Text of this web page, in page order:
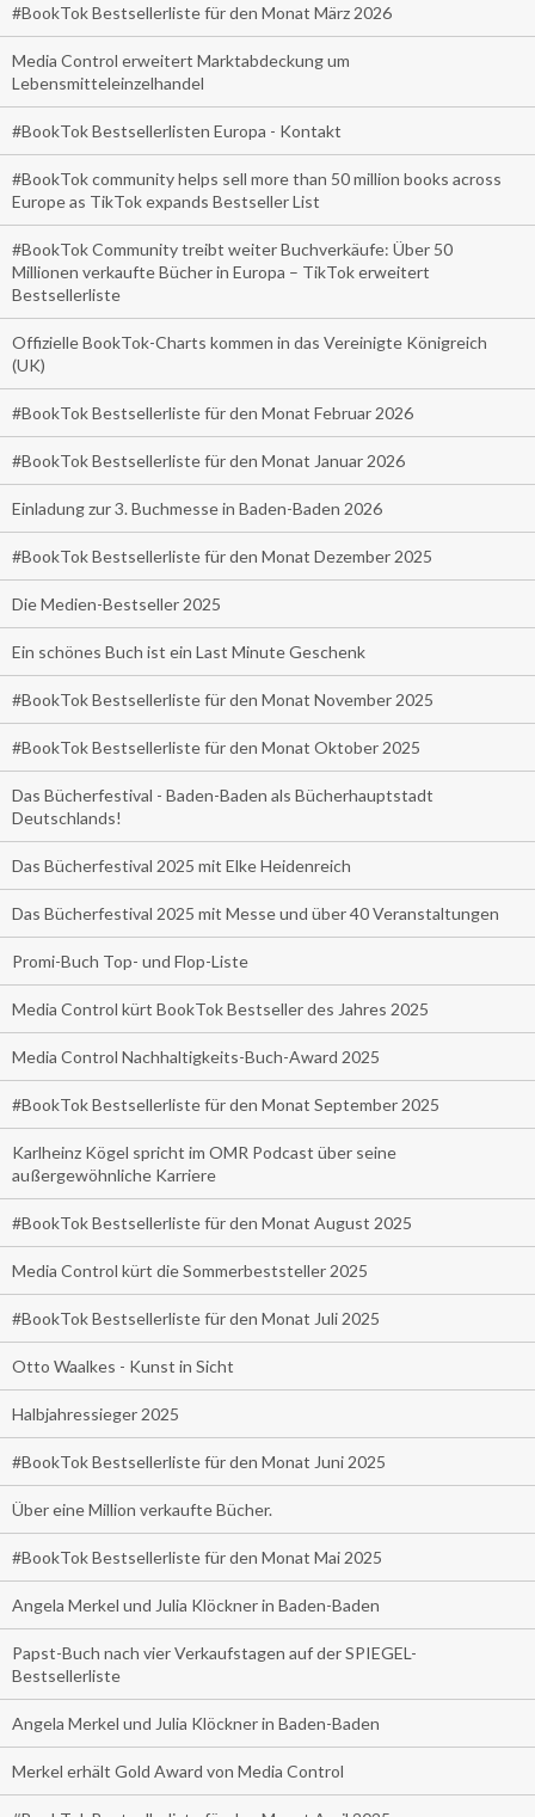
#BookTok Bestsellerliste für den Monat März 2026
Media Control erweitert Marktabdeckung um
Lebensmitteleinzelhandel
#BookTok Bestsellerlisten Europa - Kontakt
#BookTok community helps sell more than 50 million books across
Europe as TikTok expands Bestseller List
#BookTok Community treibt weiter Buchverkäufe: Über 50
Millionen verkaufte Bücher in Europa – TikTok erweitert
Bestsellerliste
Offizielle BookTok-Charts kommen in das Vereinigte Königreich
(UK)
#BookTok Bestsellerliste für den Monat Februar 2026
#BookTok Bestsellerliste für den Monat Januar 2026
Einladung zur 3. Buchmesse in Baden-Baden 2026
#BookTok Bestsellerliste für den Monat Dezember 2025
Die Medien-Bestseller 2025
Ein schönes Buch ist ein Last Minute Geschenk
#BookTok Bestsellerliste für den Monat November 2025
#BookTok Bestsellerliste für den Monat Oktober 2025
Das Bücherfestival - Baden-Baden als Bücherhauptstadt
Deutschlands!
Das Bücherfestival 2025 mit Elke Heidenreich
Das Bücherfestival 2025 mit Messe und über 40 Veranstaltungen
Promi-Buch Top- und Flop-Liste
Media Control kürt BookTok Bestseller des Jahres 2025
Media Control Nachhaltigkeits-Buch-Award 2025
#BookTok Bestsellerliste für den Monat September 2025
Karlheinz Kögel spricht im OMR Podcast über seine
außergewöhnliche Karriere
#BookTok Bestsellerliste für den Monat August 2025
Media Control kürt die Sommerbeststeller 2025
#BookTok Bestsellerliste für den Monat Juli 2025
Otto Waalkes - Kunst in Sicht
Halbjahressieger 2025
#BookTok Bestsellerliste für den Monat Juni 2025
Über eine Million verkaufte Bücher.
#BookTok Bestsellerliste für den Monat Mai 2025
Angela Merkel und Julia Klöckner in Baden-Baden
Papst-Buch nach vier Verkaufstagen auf der SPIEGEL-
Bestsellerliste
Angela Merkel und Julia Klöckner in Baden-Baden
Merkel erhält Gold Award von Media Control